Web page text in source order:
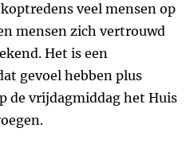
veel mensen op
mensen zich vertrouwd
Het is een
gevoel hebben plus
de vrijdagmiddag het Huis